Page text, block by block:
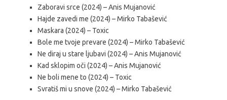
Zaboravi srce (2024) – Anis Muјanović
Hajde zavedi me (2024) – Mirko Tabašević
Maskara (2024) – Toxic
Bole me tvoje prevare (2024) – Mirko Tabašević
Ne diraj u stare ljubavi (2024) – Anis Muјanović
Kad sklopim oči (2024) – Anis Muјanović
Ne boli mene to (2024) – Toxic
Svratiš mi u snove (2024) – Mirko Tabašević